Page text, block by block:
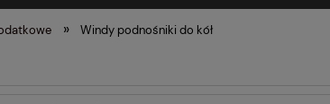
» Windy podnośniki do kół